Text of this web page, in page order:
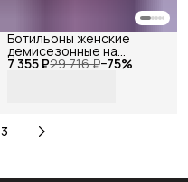
7 355 ₽29 716 ₽−75%
Ботильоны женские
демисезонные на
шпильке замшевые ,
3